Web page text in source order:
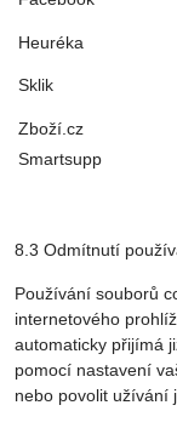
Heuréka
Sklik
Zboží.cz
Smartsupp
8.3 Odmítnutí
Používání souborů
internetového
automaticky přijímá
pomocí nastavení
nebo povolit užívání